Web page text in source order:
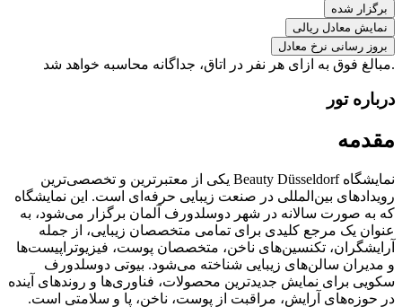
برگزار شده
نمایش معادل ریالی
بروز رسانی نرخ معادل
.مبالغ فوق به ازای هر نفر در اتاق، جداگانه محاسبه خواهد شد
درباره تور
مقدمه
نمایشگاه Beauty Düsseldorf یکی از معتبرترین و تخصصی‌ترین
رویدادهای بین‌المللی در صنعت زیبایی حرفه‌ای است. این نمایشگاه
که به صورت سالانه در شهر دوسلدورف آلمان برگزار می‌شود، به
عنوان یک مرجع کلیدی برای تمامی متخصصان زیبایی، از جمله
آرایشگران، تکنسین‌های ناخن، متخصصان پوست، فیزیوتراپیست‌ها
و مدیران سالن‌های زیبایی شناخته می‌شود. بیوتی دوسلدورف
سکویی برای نمایش جدیدترین محصولات، فناوری‌ها و روندهای آینده
در حوزه‌های آرایش، مراقبت از پوست، ناخن، پا و سلامتی است.